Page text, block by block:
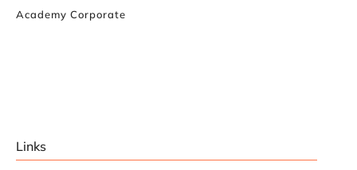
Academy Corporate
Links